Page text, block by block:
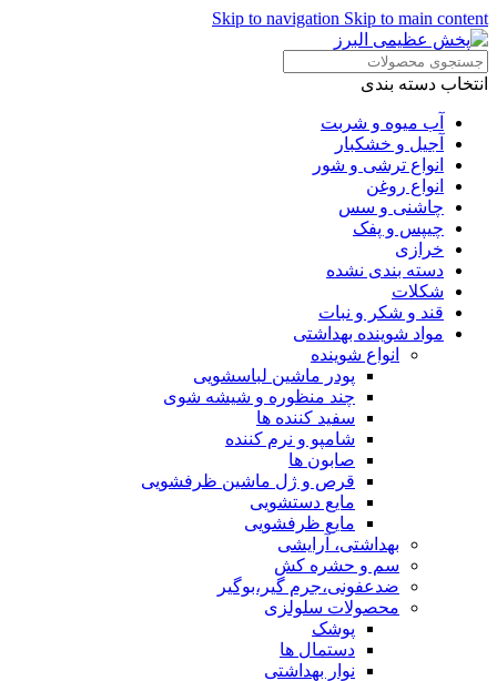
Skip to navigation Skip to main content
انتخاب دسته بندی
آب میوه و شربت
آجیل و خشکبار
انواع ترشی و شور
انواع روغن
چاشنی و سس
چیپس و پفک
خرازی
دسته بندی نشده
شکلات
قند و شکر و نبات
مواد شوینده بهداشتی
انواع شوینده
پودر ماشین لباسشویی
چند منظوره و شیشه شوی
سفید کننده ها
شامپو و نرم کننده
صابون ها
قرص و ژل ماشین ظرفشویی
مایع دستشویی
مایع ظرفشویی
بهداشتی، آرایشی
سم و حشره کش
ضدعفونی،جرم گیر،بوگیر
محصولات سلولزی
پوشک
دستمال ها
نوار بهداشتی